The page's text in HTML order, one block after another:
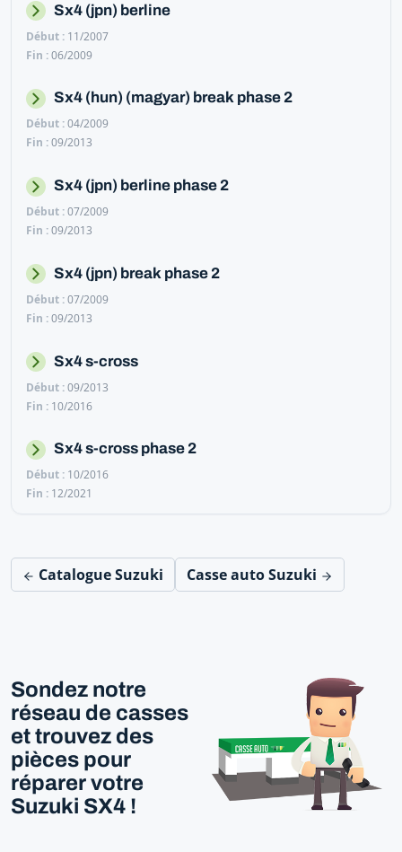
Sx4 (jpn) berline
11/2007
06/2009
Sx4 (hun) (magyar) break phase 2
04/2009
09/2013
Sx4 (jpn) berline phase 2
07/2009
09/2013
Sx4 (jpn) break phase 2
07/2009
09/2013
Sx4 s-cross
09/2013
10/2016
Sx4 s-cross phase 2
10/2016
12/2021
Catalogue Suzuki Casse auto Suzuki
Sondez notre
réseau de casses
et trouvez des
pièces pour
réparer votre
Suzuki SX4 !